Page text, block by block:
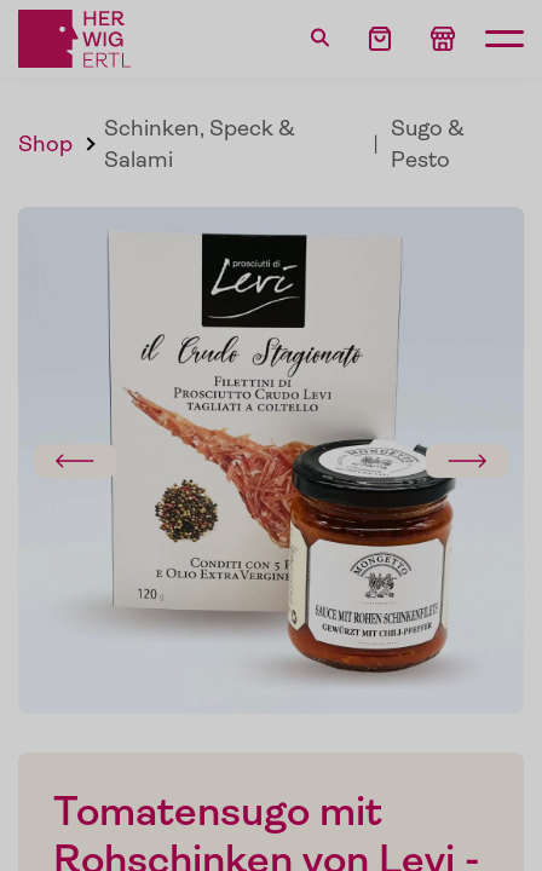
Shop
Schinken, Speck &
Salami
|
Sugo &
Pesto
Tomatensugo mit
Rohschinken von Levi -